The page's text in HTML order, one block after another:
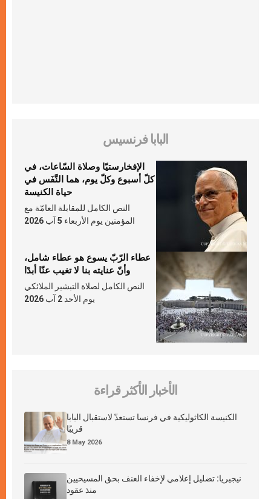
البابا فرنسيس
الإفخارستيّا وصلاة السّاعات، في
كلّ أسبوع وكلّ يوم، هما النَّفَس في
حياة الكنيسة
النص الكامل للمقابلة العامّة مع
المؤمنين يوم الأربعاء 5 آب 2026
عطاء الرّبّ يسوع هو عطاء شامل،
وأنّ عنايته بنا لا تغيب عنّا أبدًا
النص الكامل لصلاة التبشير الملائكي
يوم الأحد 2 آب 2026
الأخبار الأكثر قراءة
الكنيسة الكاثوليكية في فرنسا تستعدّ لاستقبال البابا
قريبًا
8 May 2026
نيجيريا: تضليل إعلامي لإخفاء العنف بحق المسيحيين
منذ عقود